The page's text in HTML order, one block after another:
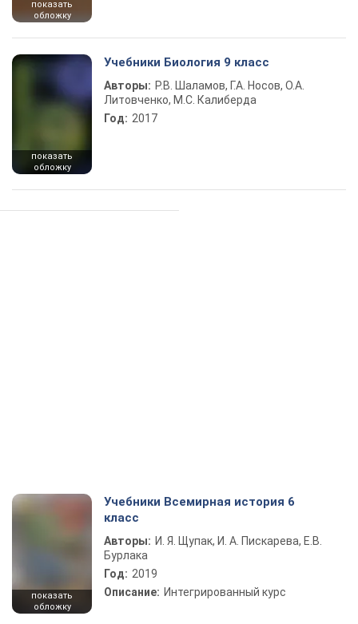
показать
обложку
показать
обложку
Учебники Биология 9 класс
Авторы: Р.В. Шаламов, Г.А. Носов, О.А.
Литовченко, М.С. Калиберда
Год: 2017
показать
обложку
Учебники Всемирная история 6
класс
Авторы: И. Я. Щупак, И. А. Пискарева, Е.В.
Бурлака
Год: 2019
Описание: Интегрированный курс